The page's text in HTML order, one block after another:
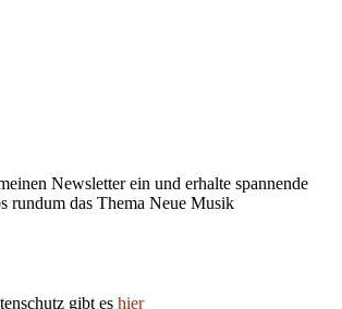
Newsletter ein und erhalte spannende
rundum das Thema Neue Musik
gibt es hier